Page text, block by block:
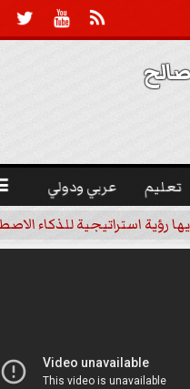
 

تعليم عربي ودولي
رؤية استراتيجية للذكاء